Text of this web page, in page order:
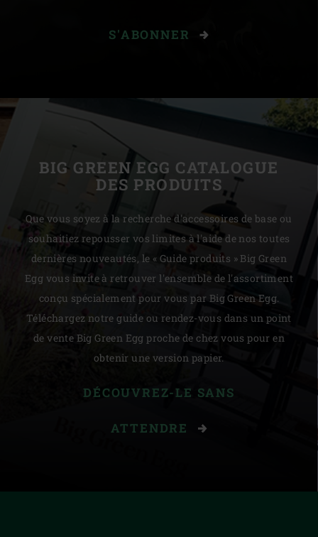
S'ABONNER
BIG GREEN EGG CATALOGUE
DES PRODUITS
Que vous soyez à la recherche d'accessoires de base ou
souhaitiez repousser vos limites à l'aide de nos toutes
dernières nouveautés, le « Guide produits » Big Green
Egg vous invite à retrouver l'ensemble de l'assortiment
conçu spécialement pour vous par Big Green Egg.
Téléchargez notre guide ou rendez-vous dans un point
de vente Big Green Egg proche de chez vous pour en
obtenir une version papier.
DÉCOUVREZ-LE SANS
ATTENDRE